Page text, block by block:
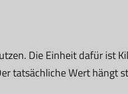
Die Einheit dafür ist
tatsächliche Wert hängt